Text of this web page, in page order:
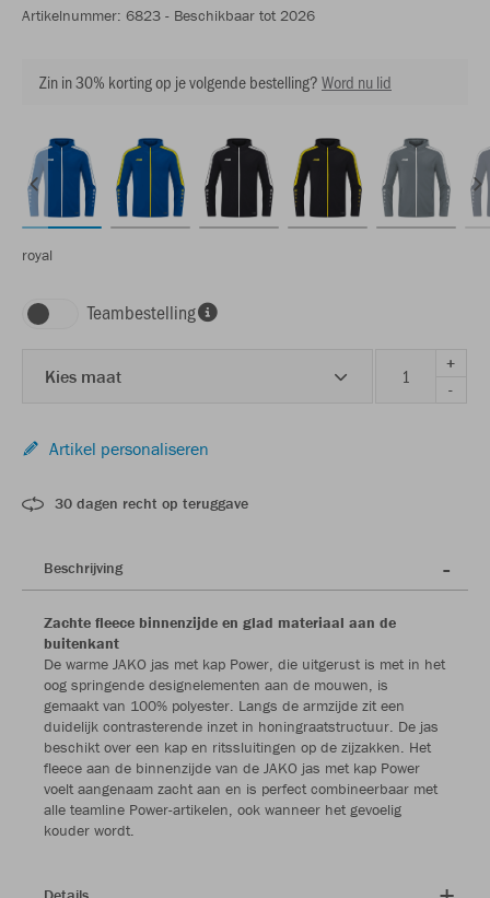
Artikelnummer: 6823 - Beschikbaar tot 2026
Zin in 30% korting op je volgende bestelling?Word nu lid
royal
Teambestelling
Kies maat
+
-
Artikel personaliseren
30 dagen recht op teruggave
Beschrijving
Zachte fleece binnenzijde en glad materiaal aan de
buitenkant
De warme JAKO jas met kap Power, die uitgerust is met in het
oog springende designelementen aan de mouwen, is
gemaakt van 100% polyester. Langs de armzijde zit een
duidelijk contrasterende inzet in honingraatstructuur. De jas
beschikt over een kap en ritssluitingen op de zijzakken. Het
fleece aan de binnenzijde van de JAKO jas met kap Power
voelt aangenaam zacht aan en is perfect combineerbaar met
alle teamline Power-artikelen, ook wanneer het gevoelig
kouder wordt.